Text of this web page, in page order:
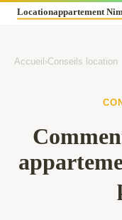
Accueil ›Conseils location